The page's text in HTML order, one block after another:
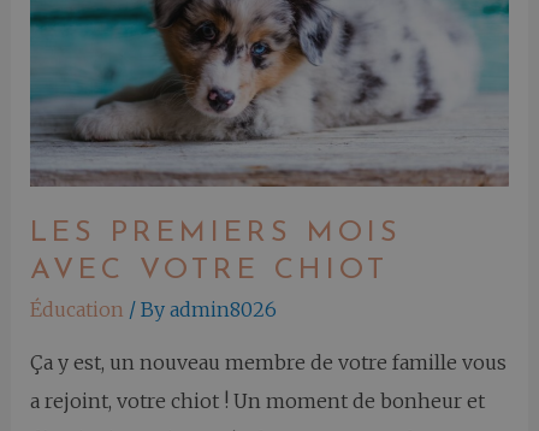
LES PREMIERS MOIS
AVEC VOTRE CHIOT
Éducation / By admin8026
Ça y est, un nouveau membre de votre famille vous
a rejoint, votre chiot ! Un moment de bonheur et